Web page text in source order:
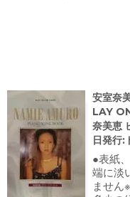
安室奈
LAY
奈美恵
日発行:
●表紙
端に淡
ません